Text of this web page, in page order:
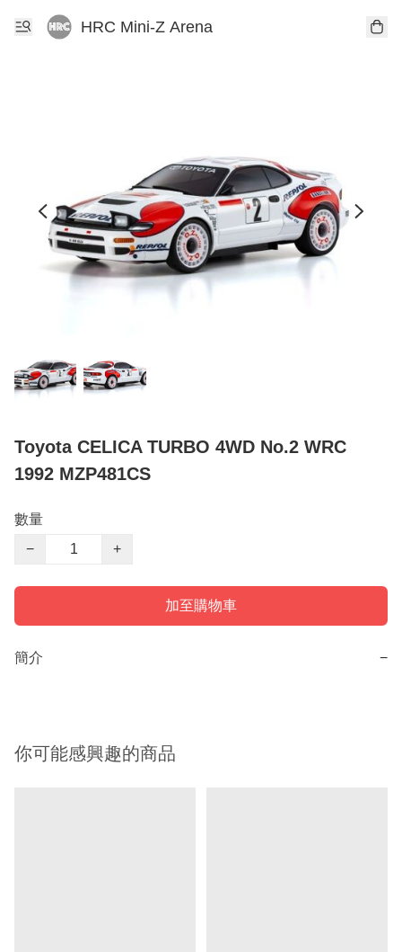
HRC Mini-Z Arena
Toyota CELICA TURBO 4WD No.2 WRC
1992 MZP481CS
數量
−
+
加至購物車
簡介 −
你可能感興趣的商品